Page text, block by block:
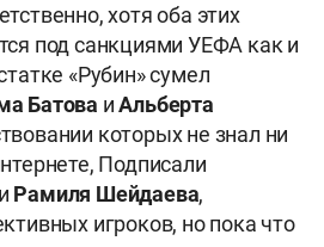
хотя оба этих
под санкциями УЕФА как и
«Рубин» сумел
Батова иАльберта
которых не знал ни
Подписали
и Рамиля Шейдаева,
игроков, но пока что